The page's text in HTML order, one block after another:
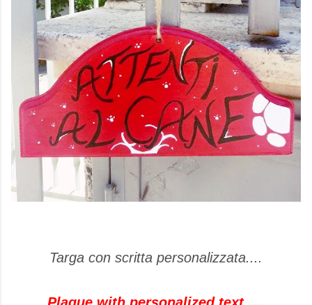
Targa con scritta personalizzata....